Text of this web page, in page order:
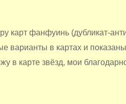
карт фанфуинь (дубликат-
варианты в картах и
в карте звёзд, мои